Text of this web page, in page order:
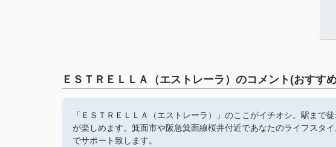
ＥＳＴＲＥＬＬＡ（エストレーラ）のコメント(おすす
「ＥＳＴＲＥＬＬＡ（エストレーラ）」のここがイチオシ。駅まで
が楽しめます。箕面市や阪急箕面線桜井付近であなたのライフスタ
でサポート致します。